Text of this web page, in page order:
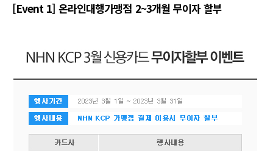
[Event 1] 온라인대행가맹점 2~3개월 무이자 할부